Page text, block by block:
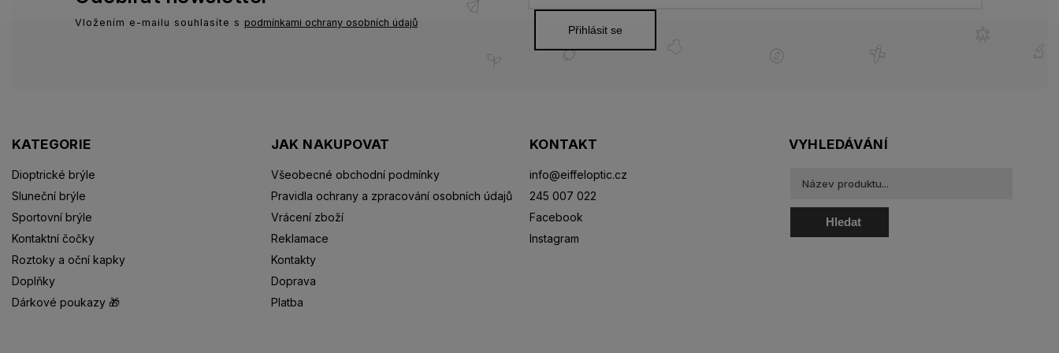
KATEGORIE
Dioptrické brýle
Sluneční brýle
Sportovní brýle
Kontaktní čočky
Roztoky a oční kapky
Doplňky
Dárkové poukazy 🎁
JAK NAKUPOVAT
Všeobecné obchodní podmínky
Pravidla ochrany a zpracování osobních údajů
Vrácení zboží
Reklamace
Kontakty
Doprava
Platba
KONTAKT
info@eiffeloptic.cz
245 007 022
Facebook
Instagram
Vložením e-mailu souhlasíte s podmínkami ochrany osobních údajů
Přihlásit se
VYHLEDÁVÁNÍ
Hledat